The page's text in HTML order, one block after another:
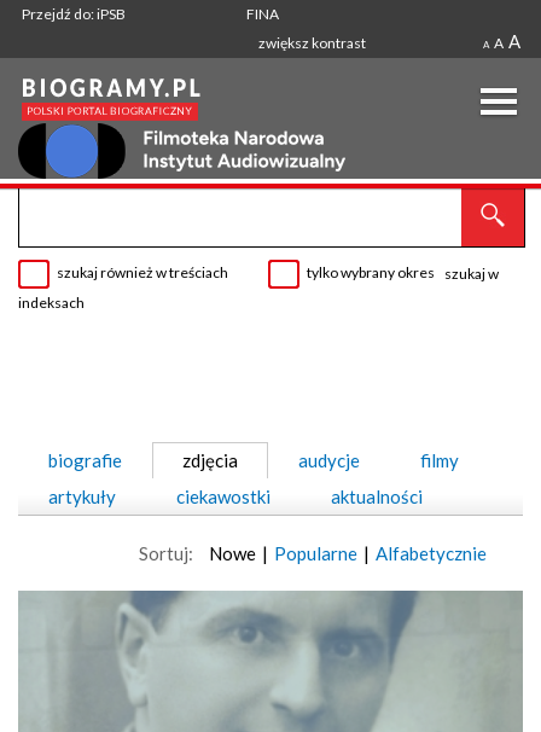
Przejdź do: iPSB
FINA
zwiększ kontrast
A A A
szukaj również w treściach tylko wybrany okres
szukaj w
indeksach
biografie zdjęcia audycje
filmy
artykuły
ciekawostki aktualności
Sortuj: Nowe | Popularne | Alfabetycznie